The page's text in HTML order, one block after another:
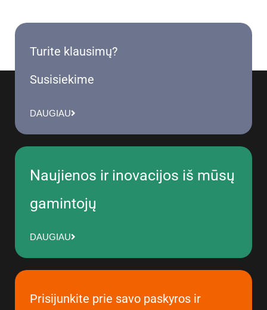
Turite klausimų?
Susisiekime
DAUGIAU
Naujienos ir inovacijos iš mūsų
gamintojų
DAUGIAU
Prisijunkite prie savo paskyros ir